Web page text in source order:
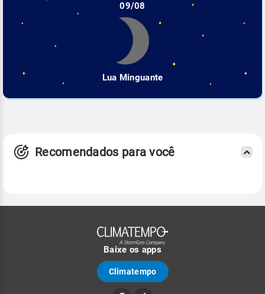
09/08
Lua Minguante
Recomendados para você
Baixe os apps
Climatempo